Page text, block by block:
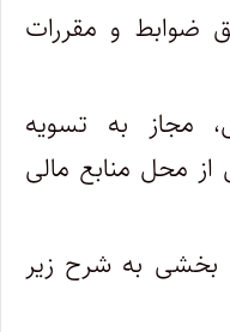
ضوابط و مقررات
مجاز به تسویه
محل منابع مالی
بخشی به شرح زیر